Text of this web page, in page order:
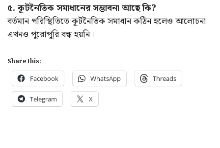
৫. কূটনৈতিক সমাধানের সম্ভাবনা আছে কি?
বর্তমান পরিস্থিতিতে কূটনৈতিক সমাধান কঠিন হলেও আলোচনা
এখনও পুরোপুরি বন্ধ হয়নি।
Share this:
Facebook WhatsApp Threads
Telegram X